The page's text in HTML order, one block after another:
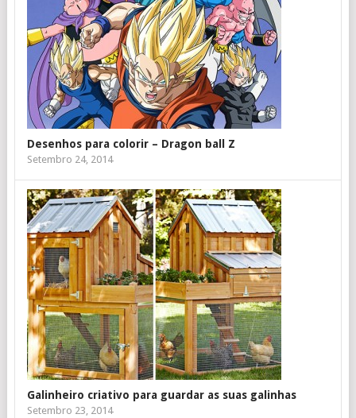
Desenhos para colorir – Dragon ball Z
Setembro 24, 2014
Galinheiro criativo para guardar as suas galinhas
Setembro 23, 2014